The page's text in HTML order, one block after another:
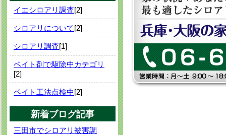
イエシロアリ調査[2]
シロアリについて[2]
シロアリ調査[1]
ベイト剤で駆除中カテゴリ
[2]
ベイト工法点検中[2]
新着ブログ記事
三田市でシロアリ被害調